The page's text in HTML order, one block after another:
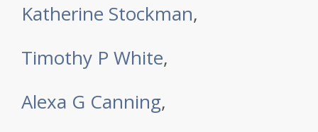
Katherine Stockman,
Timothy P White,
Alexa G Canning,